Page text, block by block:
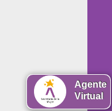
Agente
Virtual